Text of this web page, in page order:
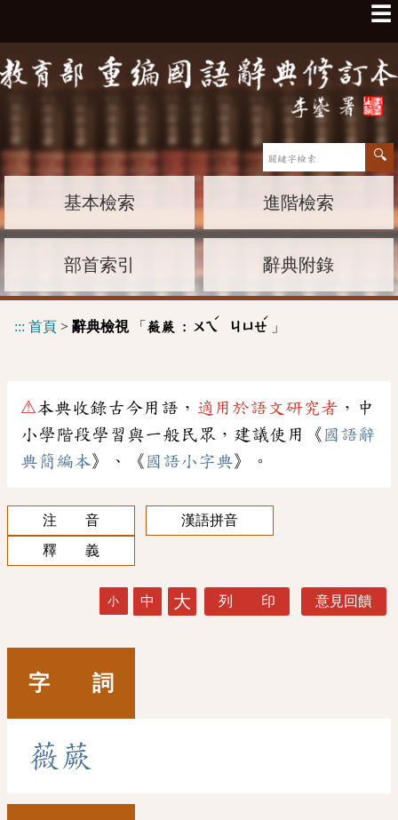
☰
基本檢索 進階檢索
部首索引 辭典附錄
::: 首頁 > 辭典檢視「 薇蕨 : ㄨㄟ
ˊ
ㄐㄩㄝ
ˊ
」
⚠本典收錄古今用語， 適用於語文研究者 ，中
小學階段學習與一般民眾，建議使用《 國語辭
典簡編本》、《 國語小字典》。
注 音
漢語拼音
釋 義
小 中 大 列 印 意見回饋
字 詞
薇 蕨